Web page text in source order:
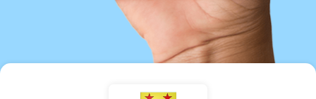
Champagne Nord des
Ardennes au niveau alerte